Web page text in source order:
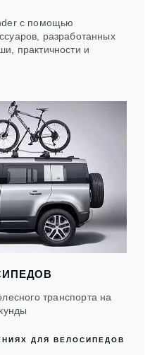
с помощью
разработанных
практичности и
транспорта на
ДЛЯ ВЕЛОСИПЕДОВ